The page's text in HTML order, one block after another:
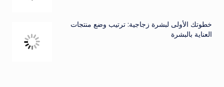
خطوتك الأولى لبشرة زجاجية: ترتيب وضع منتجات
العناية بالبشرة